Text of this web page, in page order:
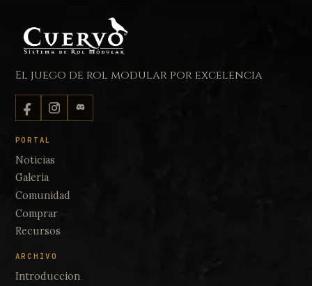
El juego de rol modular por excelencia
PORTAL
Noticias
Galeria
Comunidad
Comprar
Recursos
ARCHIVO
Introduccion